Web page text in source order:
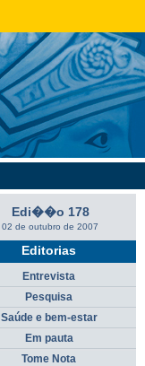
Edi��o 178
02 de outubro de 2007
Editorias
Entrevista
Pesquisa
Saúde e bem-estar
Em pauta
Tome Nota